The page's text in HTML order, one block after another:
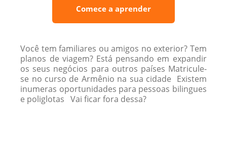
Comece a aprender
Você tem familiares ou amigos no exterior? Tem
planos de viagem? Está pensando em expandir
os seus negócios para outros países Matricule-
se no curso de Armênio na sua cidade Existem
inumeras oportunidades para pessoas bilingues
e poliglotas Vai ficar fora dessa?